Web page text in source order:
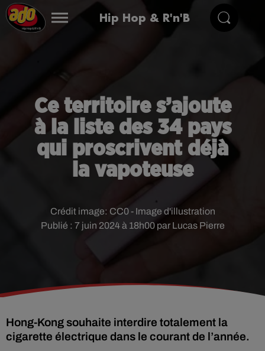
Hip Hop & R'n'B
Ce territoire s’ajoute
à la liste des 34 pays
qui proscrivent déjà
la vapoteuse
Publié : 7 juin 2024 à 18h00 par Lucas Pierre
Crédit image: CC0 - Image d'illustration
Hong-Kong souhaite interdire totalement la
cigarette électrique dans le courant de l’année.